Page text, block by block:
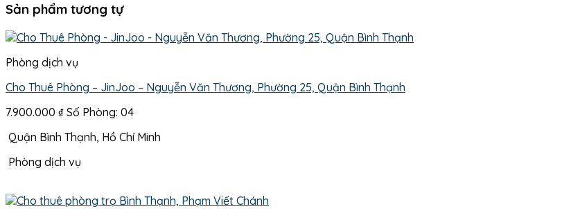
Sản phẩm tương tự
Phòng dịch vụ
Cho Thuê Phòng – JinJoo – Nguyễn Văn Thương, Phường 25, Quận Bình Thạnh
7.900.000 ₫ Số Phòng: 04
Quận Bình Thạnh, Hồ Chí Minh
Phòng dịch vụ